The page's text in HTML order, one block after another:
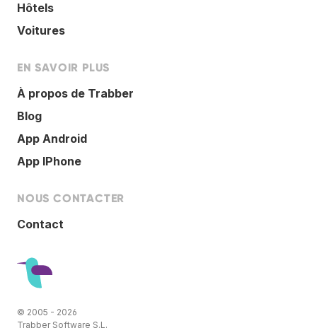
Hôtels
Voitures
EN SAVOIR PLUS
À propos de Trabber
Blog
App Android
App IPhone
NOUS CONTACTER
Contact
© 2005 - 2026
Trabber Software S.L.